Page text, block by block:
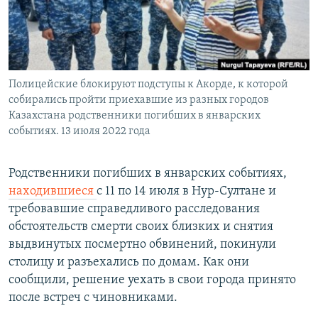
Полицейские блокируют подступы к Акорде, к которой
собирались пройти приехавшие из разных городов
Казахстана родственники погибших в январских
событиях. 13 июля 2022 года
Родственники погибших в январских событиях,
находившиеся с 11 по 14 июля в Нур-Султане и
требовавшие справедливого расследования
обстоятельств смерти своих близких и снятия
выдвинутых посмертно обвинений, покинули
столицу и разъехались по домам. Как они
сообщили, решение уехать в свои города принято
после встреч с чиновниками.